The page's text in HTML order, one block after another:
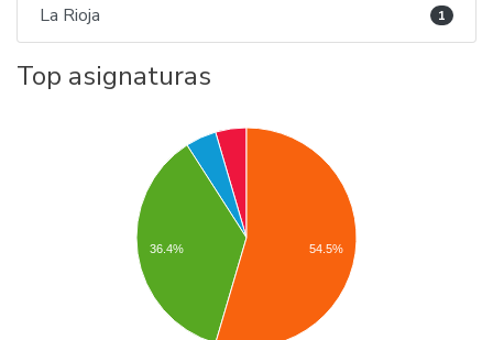
La Rioja 1
Top asignaturas
36.4% 54.5%